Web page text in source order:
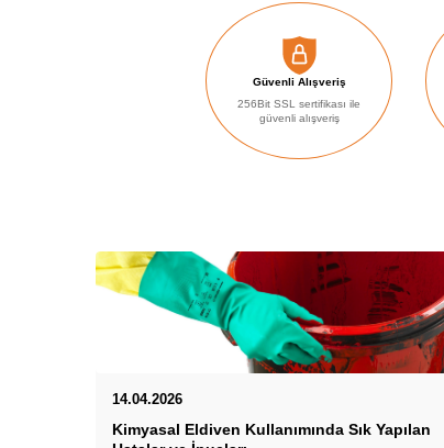
Güvenli Alışveriş
256Bit SSL sertifikası ile
güvenli alışveriş
14.04.2026
Kimyasal Eldiven Kullanımında Sık Yapılan